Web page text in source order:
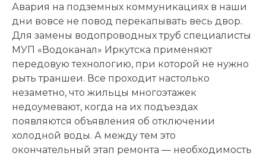
Авария на подземных коммуникациях в наши
дни вовсе не повод перекапывать весь двор.
Для замены водопроводных труб специалисты
МУП «Водоканал» Иркутска применяют
передовую технологию, при которой не нужно
рыть траншеи. Все проходит настолько
незаметно, что жильцы многоэтажек
недоумевают, когда на их подъездах
появляются объявления об отключении
холодной воды. А между тем это
окончательный этап ремонта — необходимость